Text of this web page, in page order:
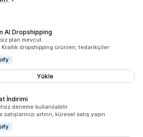
AI Dropshipping
plan mevcut
dropshipping ürünleri, tedarikçiler
Yükle
İndirimi
deneme kullanılabilir
artırın, küresel satış yapın